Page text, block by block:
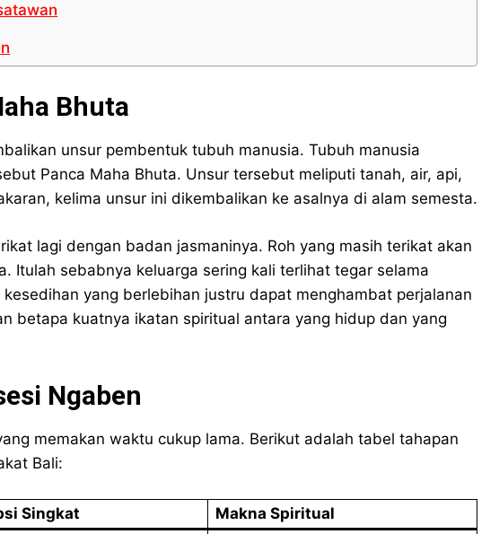
Bhuta
unsur pembentuk tubuh manusia. Tubuh manusia
Panca Maha Bhuta. Unsur tersebut meliputi tanah, air, api,
kelima unsur ini dikembalikan ke asalnya di alam semesta.
lagi dengan badan jasmaninya. Roh yang masih terikat akan
Itulah sebabnya keluarga sering kali terlihat tegar selama
yang berlebihan justru dapat menghambat perjalanan
betapa kuatnya ikatan spiritual antara yang hidup dan yang
Ngaben
memakan waktu cukup lama. Berikut adalah tabel tahapan
Bali:
Singkat Makna Spiritual